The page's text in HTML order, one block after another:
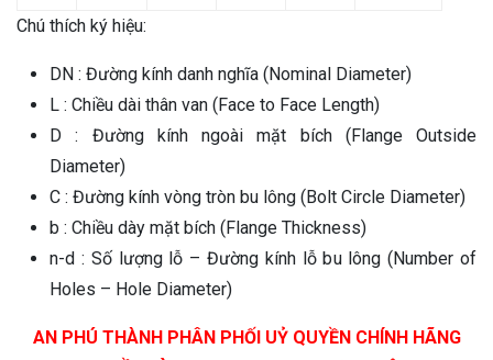
Chú thích ký hiệu:
DN : Đường kính danh nghĩa (Nominal Diameter)
L : Chiều dài thân van (Face to Face Length)
D : Đường kính ngoài mặt bích (Flange Outside
Diameter)
C : Đường kính vòng tròn bu lông (Bolt Circle Diameter)
b : Chiều dày mặt bích (Flange Thickness)
n-d : Số lượng lỗ – Đường kính lỗ bu lông (Number of
Holes – Hole Diameter)
AN PHÚ THÀNH PHÂN PHỐI UỶ QUYỀN CHÍNH HÃNG